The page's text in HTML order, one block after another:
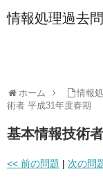
情報処理過去
ホーム 情報
術者 平成31年度春期
基本情報技術
<< 前の問題 | 次の問